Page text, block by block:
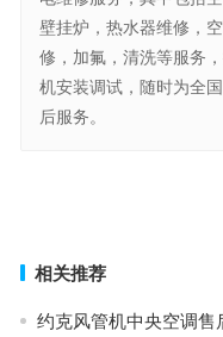
壁挂炉，热水器维修，
修，加氟，清洗等服务
机安装调试，随时为全
后服务。
相关推荐
约克风管机中央空调售